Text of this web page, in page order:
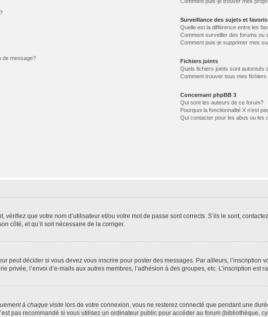
de message?
Surveillance des sujets et favoris
Quelle est la différence entre les
Comment surveiller des forums ou
Comment puis-je supprimer mes
Fichiers joints
Quels fichiers joints sont autorisés
Comment trouver tous mes fichiers
Concernant phpBB 3
Qui sont les auteurs de ce forum?
Pourquoi la fonctionnalité X n’est
Qui contacter pour les abus ou les
que votre nom d’utilisateur et/ou votre mot de passe sont corrects. S’ils le sont,
côté, et qu’il soit nécessaire de la corriger.
peut décider si vous devez vous inscrire pour poster des messages. Par ailleurs,
privée, l’envoi d’e-mails aux autres membres, l’adhésion à des groupes, etc. L’inscription est
à chaque visite lors de votre connexion, vous ne resterez connecté que pendant une
pas recommandé si vous utilisez un ordinateur public pour accéder au forum (bibliothèque,